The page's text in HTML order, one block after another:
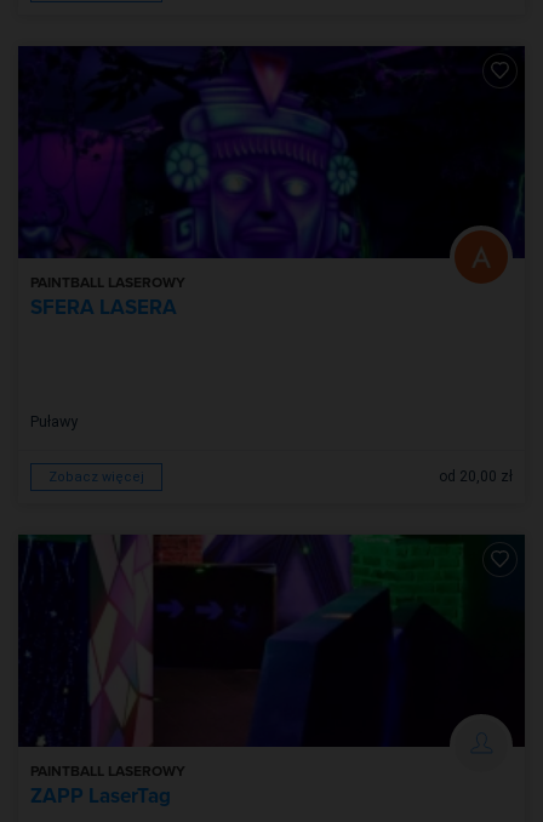
PAINTBALL LASEROWY
SFERA LASERA
Puławy
Zobacz więcej od 20,00 zł
PAINTBALL LASEROWY
ZAPP LaserTag